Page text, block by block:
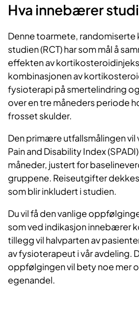
Hva innebærer
Denne toarmete,
studien (RCT) har som mål å
effekten av
kombinasjonen av
fysioterapi på smertelindring
over en tre måneders periode
frosset skulder.
Den primære utfallsmålingen
Pain and Disability Index
måneder, justert for
gruppene. Reiseutgifter
som blir inkludert i studien.
Du vil få den vanlige
som ved indikasjon innebærer
tillegg vil halvparten av
av fysioterapeut i vår avdeling.
oppfølgingen vil bety noe mer
egenandel.